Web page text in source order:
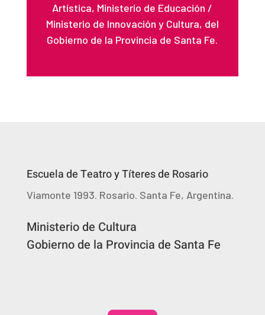
Artística, Ministerio de Educación /
Ministerio de Innovación y Cultura, del
Gobierno de la Provincia de Santa Fe.
Escuela de Teatro y Títeres de Rosario
Viamonte 1993. Rosario. Santa Fe, Argentina.
Ministerio de Cultura
Gobierno de la Provincia de Santa Fe